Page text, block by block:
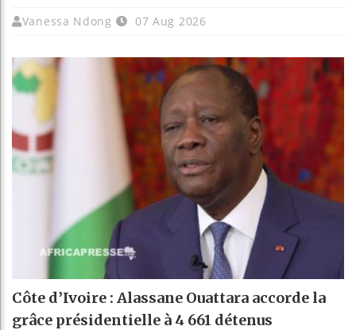
Vanessa Ndong 07 Aug 2026
Côte d’Ivoire : Alassane Ouattara accorde la
grâce présidentielle à 4 661 détenus